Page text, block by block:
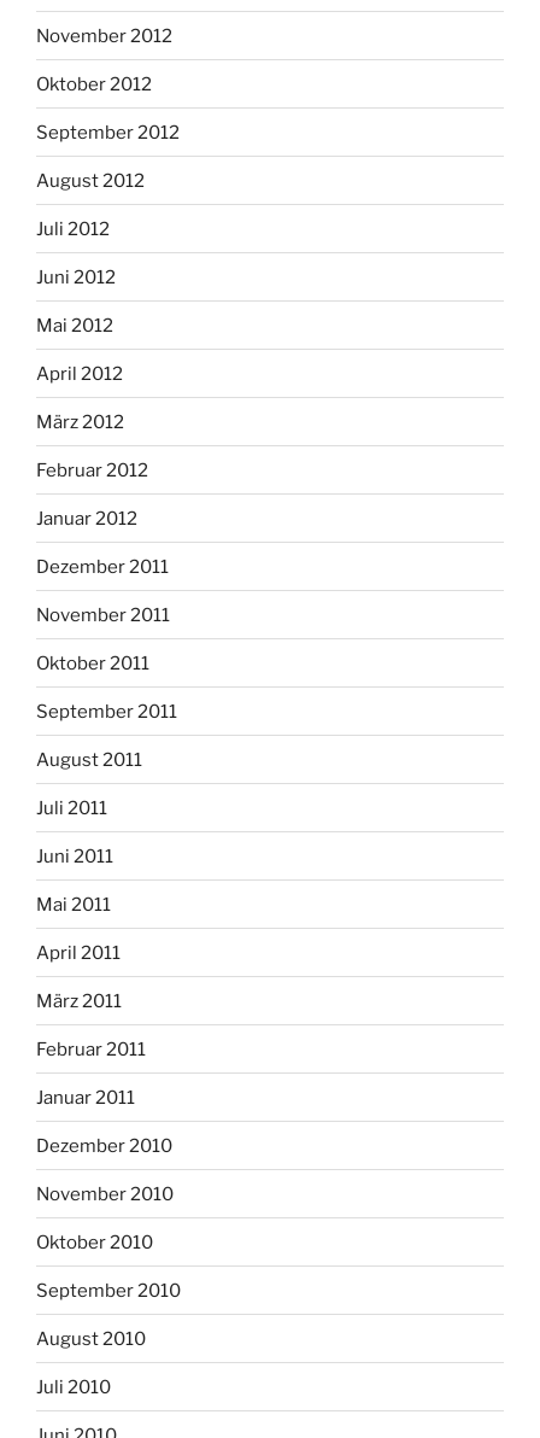
November 2012
Oktober 2012
September 2012
August 2012
Juli 2012
Juni 2012
Mai 2012
April 2012
März 2012
Februar 2012
Januar 2012
Dezember 2011
November 2011
Oktober 2011
September 2011
August 2011
Juli 2011
Juni 2011
Mai 2011
April 2011
März 2011
Februar 2011
Januar 2011
Dezember 2010
November 2010
Oktober 2010
September 2010
August 2010
Juli 2010